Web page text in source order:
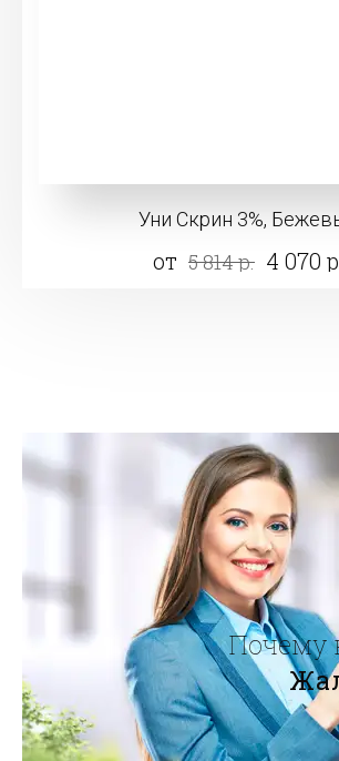
Уни Скрин 3%,
от 5 814 р. 4 070
Почему